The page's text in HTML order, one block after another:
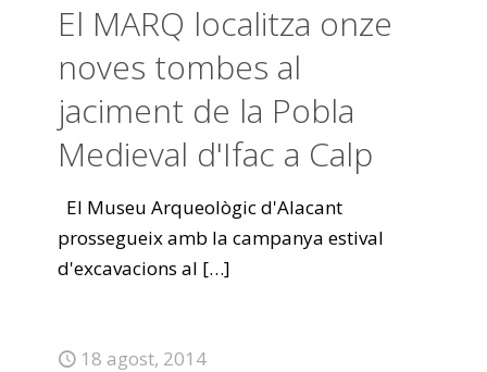
El MARQ localitza onze
noves tombes al
jaciment de la Pobla
Medieval d'Ifac a Calp
El Museu Arqueològic d'Alacant
prossegueix amb la campanya estival
d'excavacions al […]
18 agost, 2014